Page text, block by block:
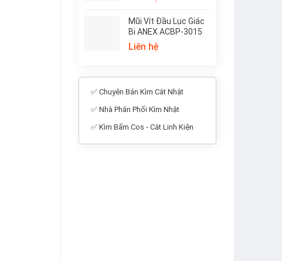
Mũi Vít Đầu Lục Giác
Bi ANEX ACBP-3015
Liên hệ
✅ Chuyên Bán Kìm Cắt Nhật
✅ Nhà Phân Phối Kìm Nhật
✅ Kìm Bấm Cos - Cắt Linh Kiện